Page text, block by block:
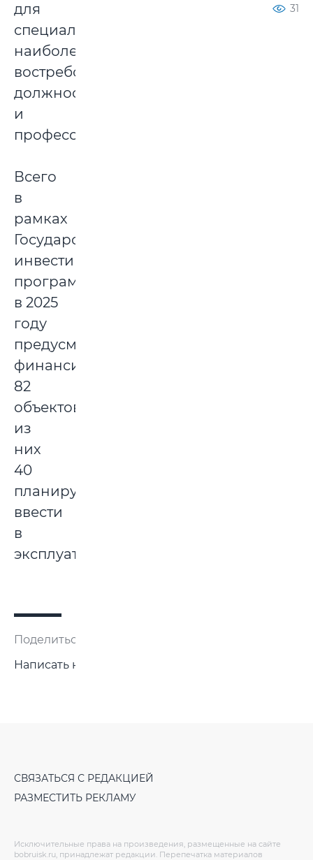
для
специалистов
наиболее
востребованных
должностей
и
профессий.
Всего
в
рамках
Государственной
инвестиционной
программы
в 2025
году
предусматривается
финансирование
82
объектов,
из
них
40
планируется
ввести
в
эксплуатацию.
Поделиться:
Написать нам
31
СВЯЗАТЬСЯ С РЕДАКЦИЕЙ
РАЗМЕСТИТЬ РЕКЛАМУ
Исключительные права на произведения, размещенные на сайте
bobruisk.ru, принадлежат редакции. Перепечатка материалов